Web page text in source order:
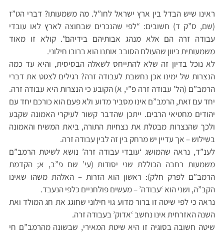
ראינו שיש הבדל בין ארץ ישראל לחו”ל. מה משמעותו? דברי הט”ז
(שם, ס”ק ד) חשובים: “לפי שהנכרים שבחוצה לארץ לאו עובדי
עבודה זרה הם אלא מנהג אבותיהם בידיהם”. קולא זו מאוד
משמעותית כיוון שהעולם הסובב אותנו הוא ברובו חילוני.
לא נוכל בדיון זה שלא להתייחס לשאלה הבסיסית, והיא עד כמה
הנצרות של ימינו אכן נחשבת לעבודה זרה? רגילים לצטט את דברי
הרמב”ם (הל’ עבודה זרה פ”י, א) הקובע כי הנצרות היא עבודה זרה.
יחד עם זאת, הרמב”ם אינו מסביר מדוע ולא פעם הוא כורכם יחד עם
יהודים מחטיאי הרבים. ייתכן שהדבר קשור לעיקרי האמונה שקבע
ולכך שהנצרות מבטלת את נצחיות התורה, ביאת המשיח והאמונה
בשילוש – אך עדיין יש מרחק בין זה לבין עבודה זרה.
לענ”ד, נראה שהמושג ‘עובדי עבודה זרה’ נושא לשיטת הרמב”ם
משמעות רחבה הכוללת שני יסודות (עי’ שם פ”ב, א; הקדמת
הרמב”ם לפרק חלק): ראשון הוא הזרות – האלהת משהו שאינו
הקב”ה, ושני הוא ‘עבודה’ – מעשים פולחניים כלפי הנעבד.
נראה כי לפי שיטה זו ברור מדוע גוי חילוני שחוגג את חג המולד ואת
השנה האזרחית אינו נחשב ‘אדוק’ בעבודה זרה.
שיטה חשובה בסוגיה זו היא שיטת המאירי, שבשונה מהרמב”ם חי